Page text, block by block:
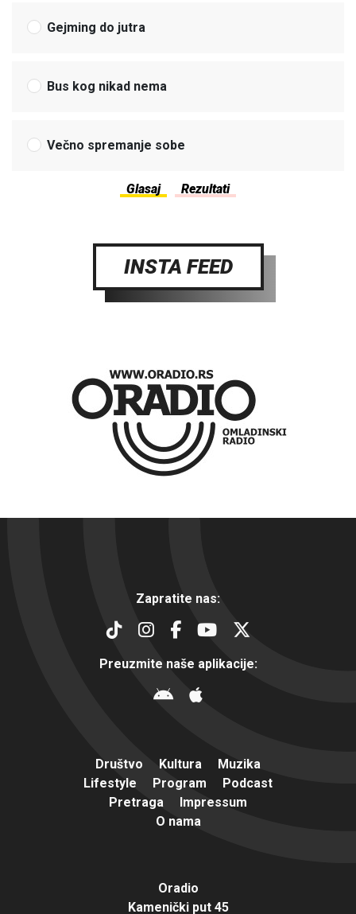
Gejming do jutra
Bus kog nikad nema
Večno spremanje sobe
INSTA FEED
Zapratite nas:
Preuzmite naše aplikacije:
Društvo Kultura
Muzika
Lifestyle
Program
Podcast
Pretraga
Impressum
O nama
Oradio
Kamenički put 45